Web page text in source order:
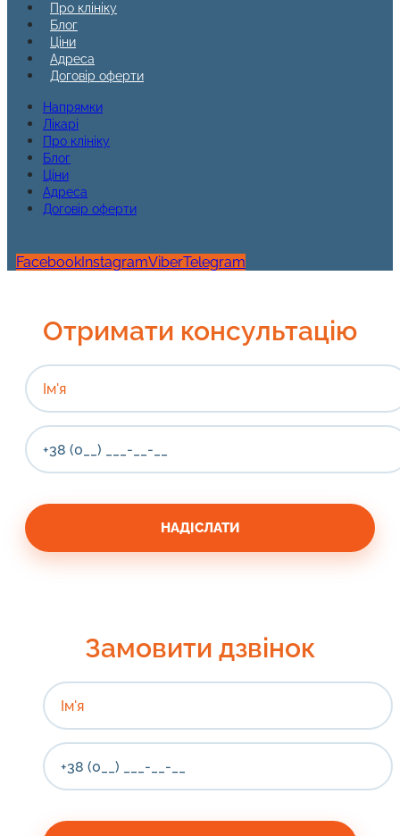
Про клініку
Блог
Ціни
Адреса
Договір оферти
Напрямки
Лікарі
Про клініку
Блог
Ціни
Адреса
Договір оферти
Facebook InstagramViberTelegram
Отримати консультацію
Замовити дзвінок